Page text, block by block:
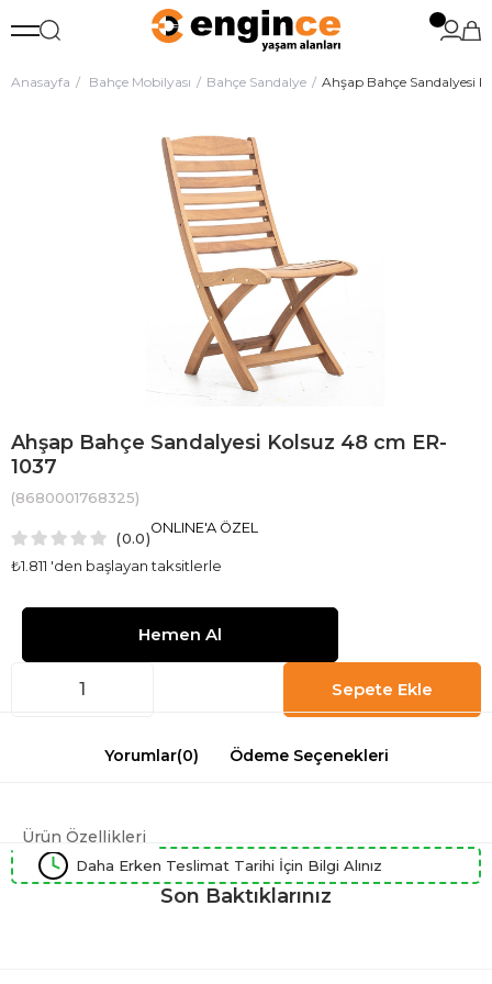
Anasayfa Bahçe Mobilyası Bahçe Sandalye Ahşap Bahçe Sandalyesi
Ahşap Bahçe Sandalyesi Kolsuz 48 cm ER-
1037
(8680001768325)
0.0
₺1.811 'den başlayan taksitlerle
ONLINE'A ÖZEL
Yorumlar(0) Ödeme Seçenekleri
Ürün Özellikleri
Daha Erken Teslimat Tarihi İçin Bilgi Alınız
Son Baktıklarınız